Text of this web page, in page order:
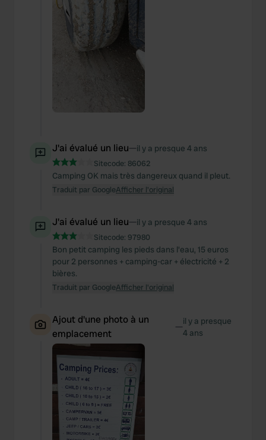
J'ai évalué un lieu—il y a presque 4 ans
Sitecode: 86062
Camping OK mais très dangereux quand il pleut.
Traduit par GoogleAfficher l'original
J'ai évalué un lieu—il y a presque 4 ans
Sitecode: 97980
Bon petit camping les pieds dans l'eau, 15 euros
pour 2 personnes + camping-car + électricité + 2
bières.
Traduit par GoogleAfficher l'original
Ajout d'une photo à un
emplacement
—il y a presque
4 ans